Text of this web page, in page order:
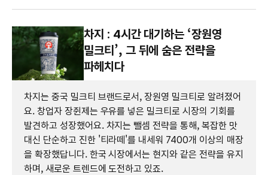
차지 : 4시간 대기하는 ‘장원영
밀크티’, 그 뒤에 숨은 전략을
파헤치다
차지는 중국 밀크티 브랜드로서, 장원영 밀크티로 알려졌어
요. 창업자 장쥔제는 우유를 넣은 밀크티로 시장의 기회를
발견하고 성장했어요. 차지는 뺄셈 전략을 통해, 복잡한 맛
대신 단순하고 진한 '티라떼'를 내세워 7400개 이상의 매장
을 확장했답니다. 한국 시장에서는 현지와 같은 전략을 유지
하며, 새로운 트렌드에 도전하고 있죠.